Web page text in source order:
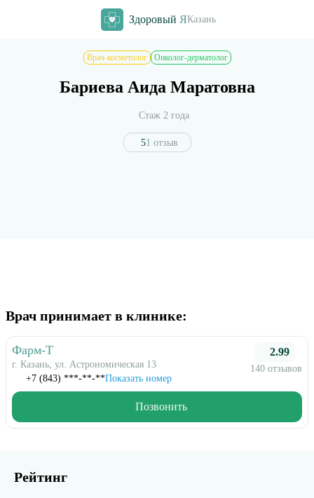
Здоровый ЯКазань
Врач-косметолог Онколог-дерматолог
Бариева Аида Маратовна
Стаж 2 года
51 отзыв
Врач принимает в клинике:
Фарм-Т
г. Казань, ул. Астрономическая 13
+7 (843) ***-**-**Показать номер
2.99
140 отзывов
Позвонить
Рейтинг